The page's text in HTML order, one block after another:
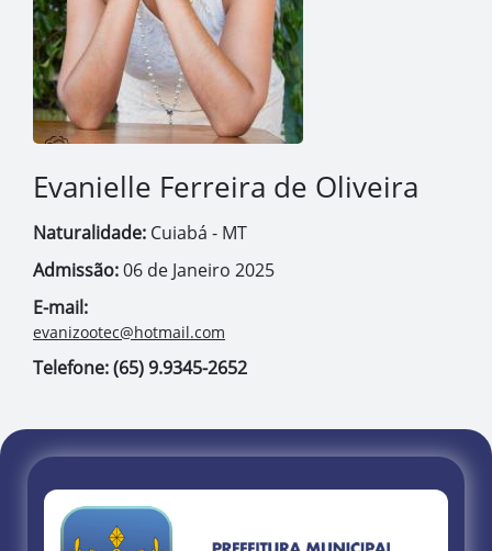
Evanielle Ferreira de Oliveira
Naturalidade: Cuiabá - MT
Admissão:06 de Janeiro 2025
E-mail:
evanizootec@hotmail.com
Telefone: (65) 9.9345-2652